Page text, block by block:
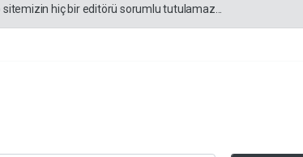
hiç bir editörü sorumlu tutulamaz...